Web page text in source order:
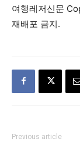
여행레저신문
재배포 금지.
Previous article